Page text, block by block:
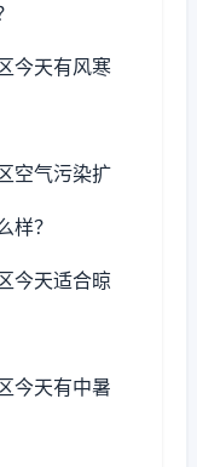
今天有风寒
空气污染扩
样？
今天适合晾
今天有中暑